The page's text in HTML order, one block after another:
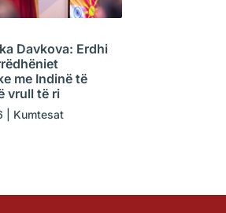
Davkova: Erdhi
me Indinë të
vrull të ri
Kumtesat